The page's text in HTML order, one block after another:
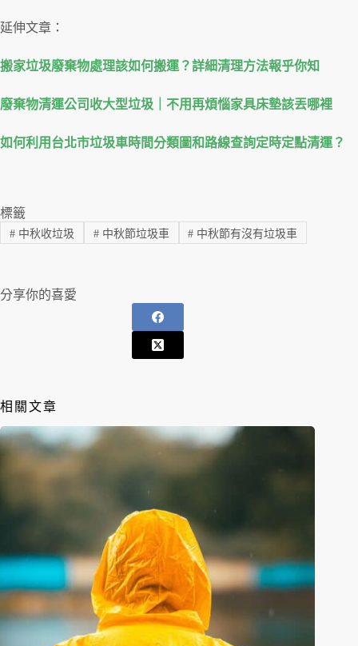
延伸文章：
搬家垃圾廢棄物處理該如何搬運？詳細清理方法報乎你知
廢棄物清運公司收大型垃圾｜不用再煩惱家具床墊該丟哪裡
如何利用台北市垃圾車時間分類圖和路線查詢定時定點清運？
標籤
#中秋收垃圾 #中秋節垃圾車 # 中秋節有沒有垃圾車
分享你的喜愛
相關文章